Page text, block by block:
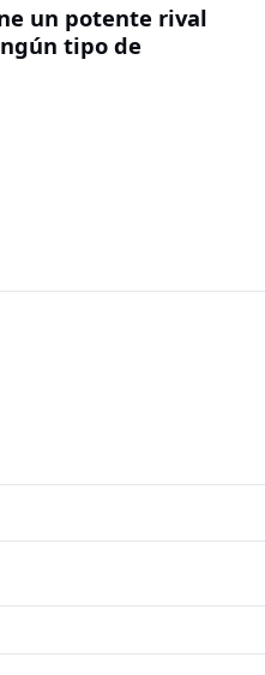
un potente rival
tipo de